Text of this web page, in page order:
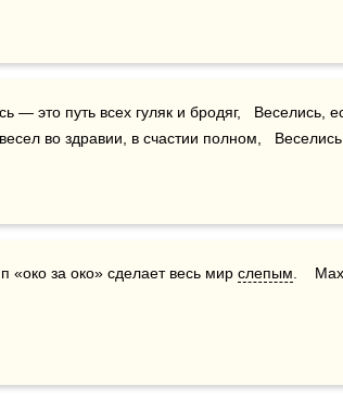
— это путь всех гуляк и бродяг,   Веселись,
во здравии, в счастии полном,
«око за око» сделает весь мир слепым .